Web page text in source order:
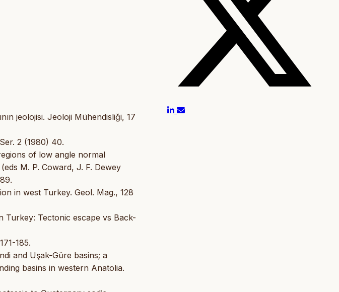
jeolojisi. Jeoloji Mühendisliği, 17
2 (1980) 40.
of low angle normal
M. P. Coward, J. F. Dewey
in west Turkey. Geol. Mag., 128
Turkey: Tectonic escape vs Back-
185.
and Uşak-Güre basins; a
basins in western Anatolia.